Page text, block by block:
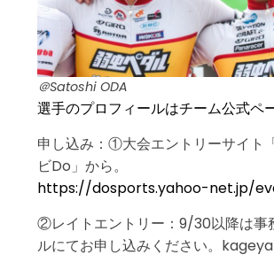
＠Satoshi ODA
選手のプロフィールはチーム公式ペ
申し込み：①大会エントリーサイト
ビDo」から。
https://dosports.yahoo-net.jp/
②レイトエントリー：9/30以降は事
ルにてお申し込みください。